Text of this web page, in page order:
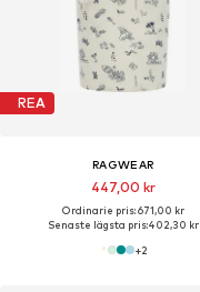
REA
RAGWEAR
447,00 kr
Ordinarie pris: 671,00 kr
Senaste lägsta pris:402,30 kr
+2